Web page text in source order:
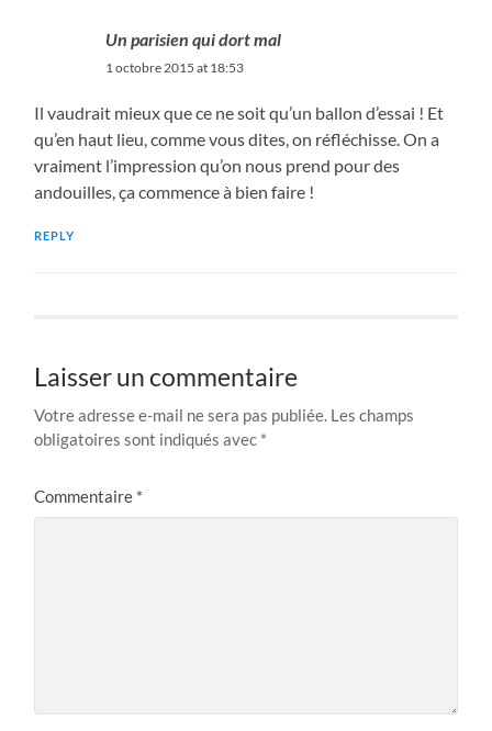
Un parisien qui dort mal
1 octobre 2015 at 18:53
Il vaudrait mieux que ce ne soit qu’un ballon d’essai ! Et
qu’en haut lieu, comme vous dites, on réfléchisse. On a
vraiment l’impression qu’on nous prend pour des
andouilles, ça commence à bien faire !
REPLY
Laisser un commentaire
Votre adresse e-mail ne sera pas publiée. Les champs
obligatoires sont indiqués avec *
Commentaire *